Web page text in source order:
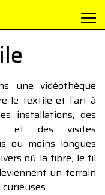
une vidéothèque
le textile et l’art à
installations, des
et des visites
ou moins longues
où la fibre, le fil
un terrain